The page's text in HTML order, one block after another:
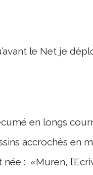
le Net je
en longs
accrochés en
née : «Muren,